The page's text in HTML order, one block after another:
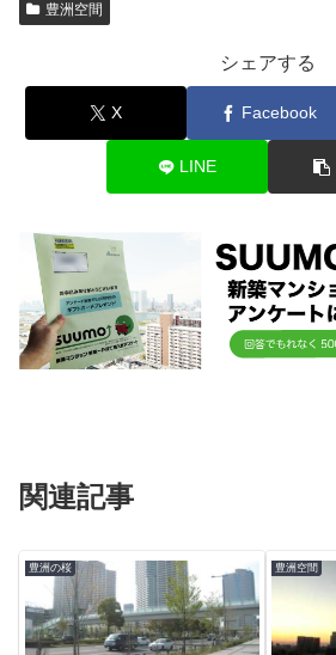
豊洲空間
シェアする
X Facebook
LINE
関連記事
豊洲の桜 豊洲空間